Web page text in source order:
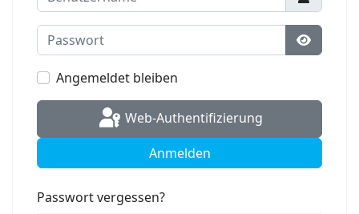
Passwort
Angemeldet bleiben
Web-Authentifizierung
Anmelden
Passwort vergessen?